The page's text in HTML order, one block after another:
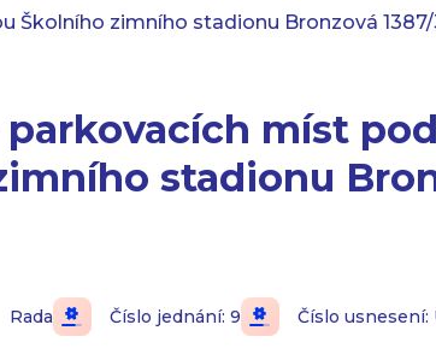
zimního stadionu Bronzová 1387/
míst
stadionu
Rada Číslo jednání: 9 Číslo usnesení: